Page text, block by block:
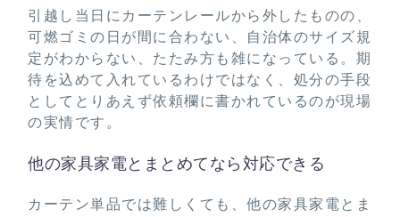
引越し当日にカーテンレールから外したものの、
可燃ゴミの日が間に合わない、自治体のサイズ規
定がわからない、たたみ方も雑になっている。期
待を込めて入れているわけではなく、処分の手段
としてとりあえず依頼欄に書かれているのが現場
の実情です。
他の家具家電とまとめてなら対応できる
カーテン単品では難しくても、他の家具家電とま